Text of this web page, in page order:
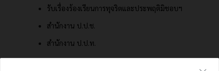
รับเรื่องร้องเรียนการทุจริตและประพฤติมิชอบฯ
สำนักงาน ป.ป.ช.
สำนักงาน ป.ป.ท.